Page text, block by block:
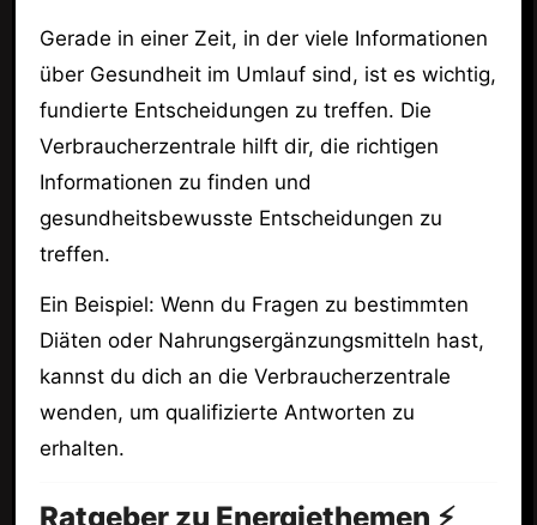
Gerade in einer Zeit, in der viele Informationen
über Gesundheit im Umlauf sind, ist es wichtig,
fundierte Entscheidungen zu treffen. Die
Verbraucherzentrale hilft dir, die richtigen
Informationen zu finden und
gesundheitsbewusste Entscheidungen zu
treffen.
Ein Beispiel: Wenn du Fragen zu bestimmten
Diäten oder Nahrungsergänzungsmitteln hast,
kannst du dich an die Verbraucherzentrale
wenden, um qualifizierte Antworten zu
erhalten.
Ratgeber zu Energiethemen ⚡